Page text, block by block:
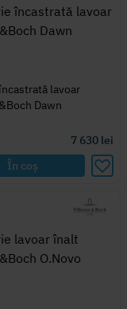
lavoar
Dawn
7 630 lei
În coș